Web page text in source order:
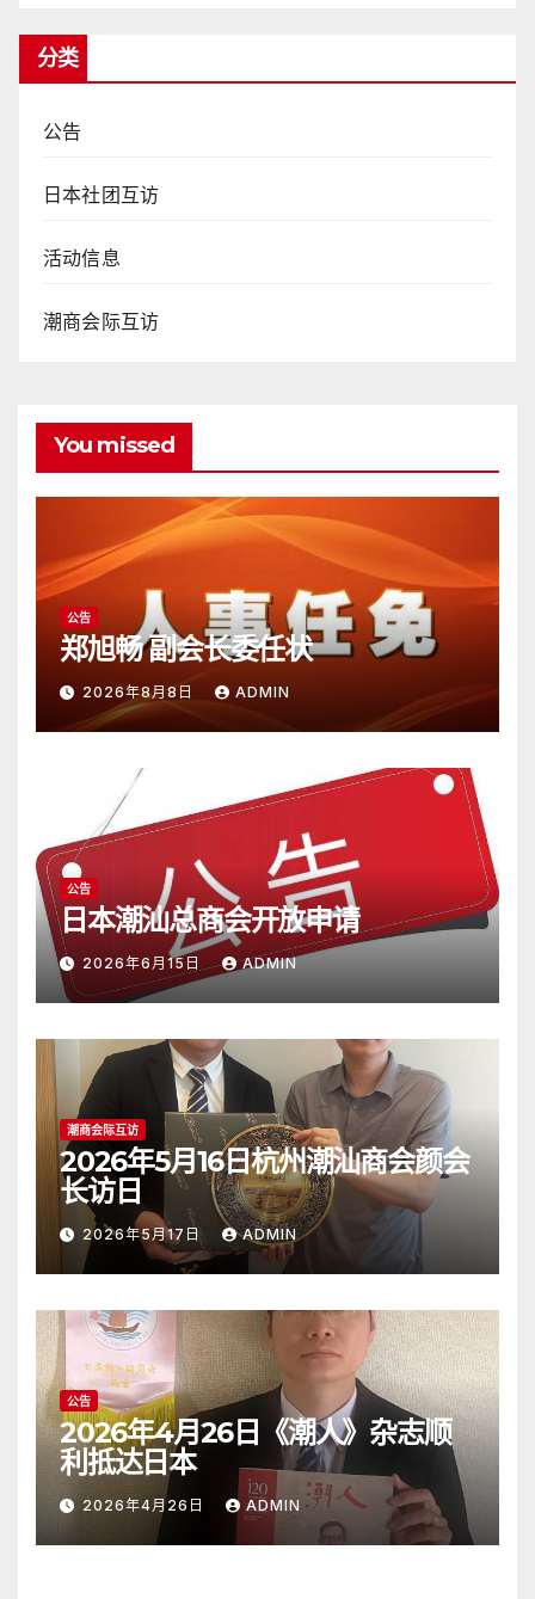
分类
公告
日本社团互访
活动信息
潮商会际互访
You missed
公告
郑旭畅 副会长委任状
2026年8月8日 ADMIN
公告
日本潮汕总商会开放申请
2026年6月15日 ADMIN
潮商会际互访
2026年5月16日杭州潮汕商会颜会
长访日
2026年5月17日 ADMIN
公告
2026年4月26日《潮人》杂志顺
利抵达日本
2026年4月26日 ADMIN